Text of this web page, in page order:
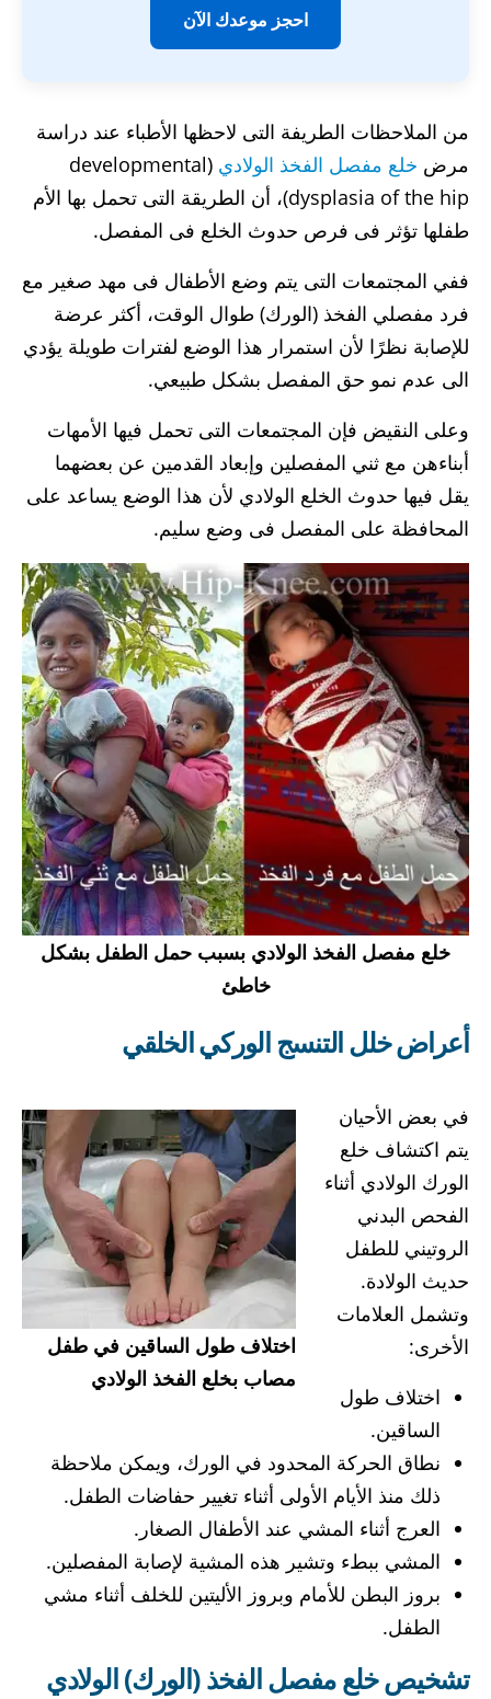
احجز موعدك الآن
من الملاحظات الطريفة التى لاحظها الأطباء عند دراسة
مرض خلع مفصل الفخذ الولادي (developmental
dysplasia of the hip)، أن الطريقة التى تحمل بها الأم
طفلها تؤثر فى فرص حدوث الخلع فى المفصل.
ففي المجتمعات التى يتم وضع الأطفال فى مهد صغير مع
فرد مفصلي الفخذ (الورك) طوال الوقت، أكثر عرضة
للإصابة نظرًا لأن استمرار هذا الوضع لفترات طويلة يؤدي
الى عدم نمو حق المفصل بشكل طبيعي.
وعلى النقيض فإن المجتمعات التى تحمل فيها الأمهات
أبناءهن مع ثني المفصلين وإبعاد القدمين عن بعضهما
يقل فيها حدوث الخلع الولادي لأن هذا الوضع يساعد على
المحافظة على المفصل فى وضع سليم.
خلع مفصل الفخذ الولادي بسبب حمل الطفل بشكل
خاطئ
أعراض خلل التنسج الوركي الخلقي
اختلاف طول الساقين في طفل
مصاب بخلع الفخذ الولادي
في بعض الأحيان
يتم اكتشاف خلع
الورك الولادي أثناء
الفحص البدني
الروتيني للطفل
حديث الولادة.
وتشمل العلامات
الأخرى:
اختلاف طول
الساقين.
نطاق الحركة المحدود في الورك، ويمكن ملاحظة
ذلك منذ الأيام الأولى أثناء تغيير حفاضات الطفل.
العرج أثناء المشي عند الأطفال الصغار.
المشي ببطء وتشير هذه المشية لإصابة المفصلين.
بروز البطن للأمام وبروز الأليتين للخلف أثناء مشي
الطفل.
تشخيص خلع مفصل الفخذ (الورك) الولادي